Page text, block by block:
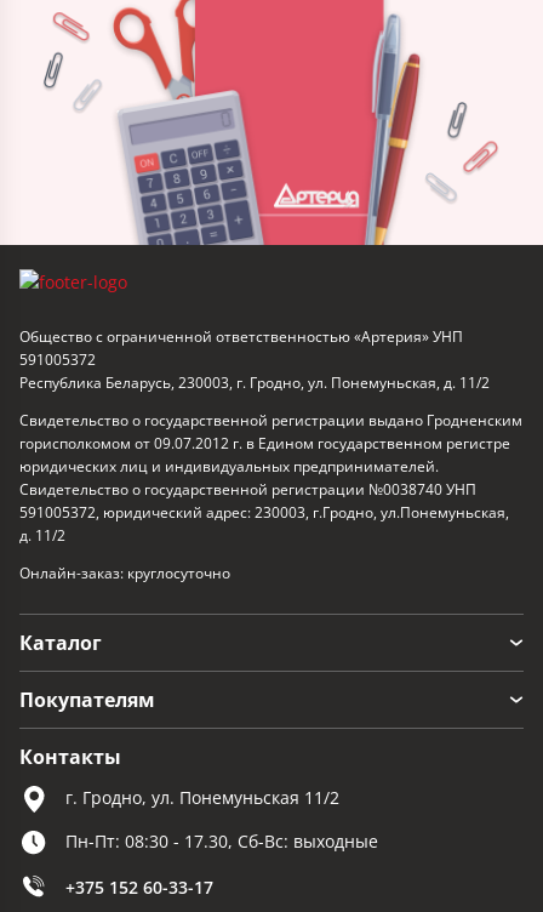
Общество с ограниченной ответственностью «Артерия» УНП
591005372
Республика Беларусь, 230003, г. Гродно, ул. Понемуньская, д. 11/2
Свидетельство о государственной регистрации выдано Гродненским
горисполкомом от 09.07.2012 г. в Едином государственном регистре
юридических лиц и индивидуальных предпринимателей.
Свидетельство о государственной регистрации №0038740 УНП
591005372, юридический адрес: 230003, г.Гродно, ул.Понемуньская,
д. 11/2
Онлайн-заказ: круглосуточно
Каталог
Покупателям
Контакты
г. Гродно, ул. Понемуньская 11/2
Пн-Пт: 08:30 - 17.30, Сб-Вс: выходные
+375 152 60-33-17